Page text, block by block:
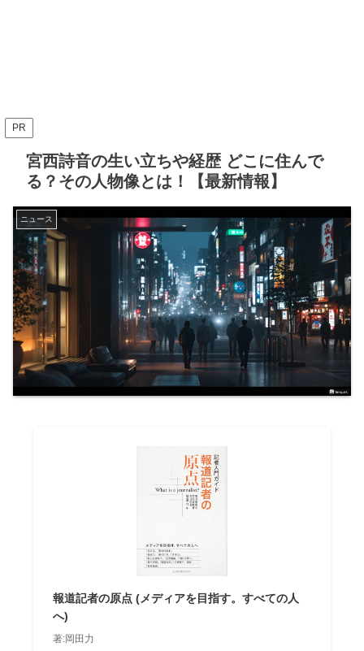
PR
宮西詩音の生い立ちや経歴 どこに住んで
る？その人物像とは！【最新情報】
ニュース
報道記者の原点 (メディアを目指す。すべての人
へ)
著:岡田力